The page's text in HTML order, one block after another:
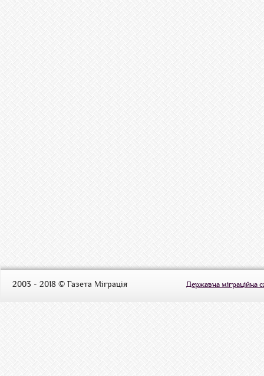
2003 - 2018 © Газета Міграція Державна міграційна